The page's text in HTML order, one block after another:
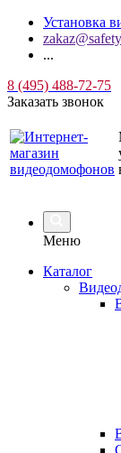
Установка
...
8 (495) 488-72-75
Заказать звонок
Меню
Каталог